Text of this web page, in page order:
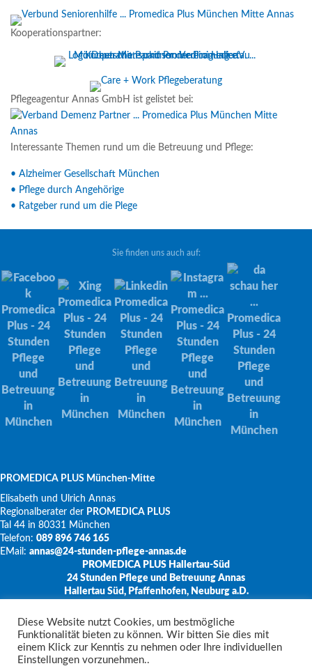
Kooperationspartner:
Pflegeagentur Annas GmbH ist gelistet bei:
Interessante Themen rund um die Betreuung und Pflege:
• Alzheimer Gesellschaft München
• Pflege durch Angehörige
• Ratgeber rund um die Plege
Sie finden uns auch auf:
PROMEDICA PLUS München-Mitte
Elisabeth und Ulrich Annas
Regionalberater der PROMEDICA PLUS
Tal 44 in 80331 München
Telefon: 089 896 746 165
EMail: annas@24-stunden-pflege-annas.de
PROMEDICA PLUS Hallertau-Süd
24 Stunden Pflege und Betreuung Annas
Hallertau Süd, Pfaffenhofen, Neuburg a.D.
Regionalberater der PROMEDICA PLUS
Türltorstr. 4 in 85276 Pfaffenhofen
Telefon: 0151 74637626
Diese Website nutzt Cookies, um bestmögliche
Funktionalität bieten zu können. Wir bitten Sie dies mit
einem Klick zur Kenntis zu nehmen oder Ihre individuellen
Einstellungen vorzunehmen..